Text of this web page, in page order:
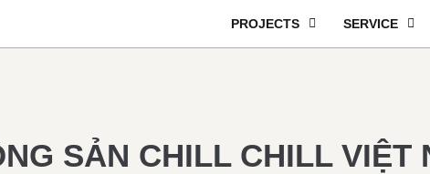
PROJECTS SERVICE
SẢN CHILL CHILL VIỆT